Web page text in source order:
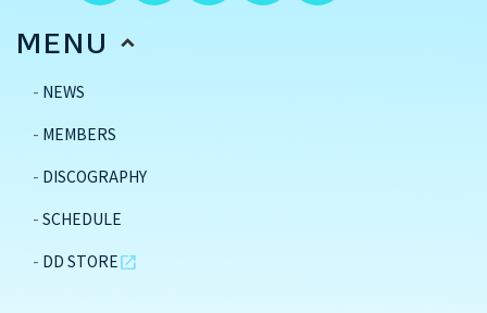
MENU
NEWS
MEMBERS
DISCOGRAPHY
SCHEDULE
DD STOREopen_in_new